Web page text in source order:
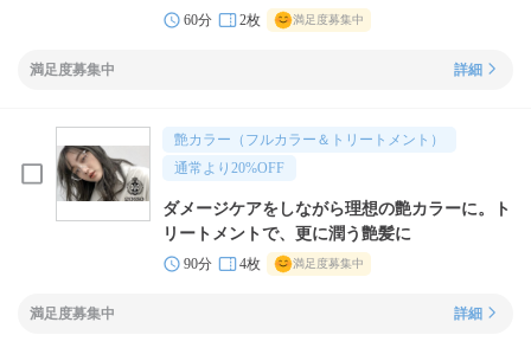
60分 2枚 満足度募集中
満足度募集中 詳細
艶カラー（フルカラー＆トリートメント）
通常より 20%OFF
ダメージケアをしながら理想の艶カラーに。ト
リートメントで、更に潤う艶髪に
90分 4枚 満足度募集中
満足度募集中 詳細